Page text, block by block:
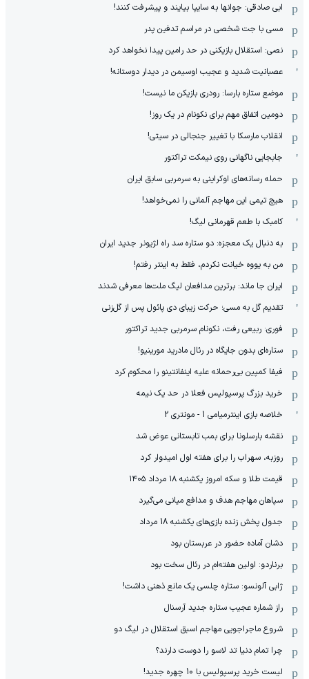
ابی صادقی: جوانها به سایپا بیایند و پیشرفت کنند!
مسی با جت شخصی در مراسم تدفین پدر
نصی: استقلال بازیکنی در حد رامین پیدا نخواهد کرد
عصبانیت شدید و عجیب اوسیمن در دیدار دوستانه!
موضع ستاره بارسا: رودری بازیکن ما نیست!
دومین اتفاق مهم برای نکونام در یک روز!
انقلاب مارسکا با تغییر جنجالی در سیتی!
جابجایی ناگهانی روی نیمکت تراکتور
حمله رسانه‌های اوکراینی به سرمربی سابق ایران
هیچ‌ تیمی این مهاجم آلمانی را نمی‌خواهد!
کامبک با طعم قهرمانی لیگ!
به دنبال یک معجزه: دو ستاره سد راه لژیونر جدید ایران
من به یووه خیانت نکردم، فقط به اینتر رفتم!
ایران جا ماند: برترین مدافعان لیگ ملت‌ها معرفی شدند
تقدیم گل به مسی؛ حرکت زیبای دی پائول پس از گل‌زنی
فوری: ربیعی رفت، نکونام سرمربی جدید تراکتور
ستاره‌ای بدون جایگاه در رئال مادرید مورینیو!
فیفا کمپین بی‌رحمانه علیه اینفانتینو را محکوم کرد
خرید بزرگ پرسپولیس فعلا در حد یک نیمه
خلاصه بازی اینترمیامی 1 - مونتری 2
نقشه بارسلونا برای بمب تابستانی عوض شد
روزبه، سهراب را برای هفته اول امیدوار کرد
قیمت طلا و سکه امروز یکشنبه ۱۸ مرداد ۱۴۰۵
سپاهان مهاجم هدف و مدافع میانی می‌گیرد
جدول پخش زنده بازی‌های یکشنبه 18 مرداد
دشان آماده حضور در عربستان بود
برناردو: اولین هفته‌ام در رئال سخت بود
ژابی آلونسو: ستاره چلسی یک مانع ذهنی داشت!
راز شماره عجیب ستاره جدید آرسنال
شروع ماجراجویی مهاجم اسبق استقلال در لیگ دو
چرا تمام دنیا تد لاسو را دوست دارند؟
لیست خرید پرسپولیس با 10 چهره جدید!